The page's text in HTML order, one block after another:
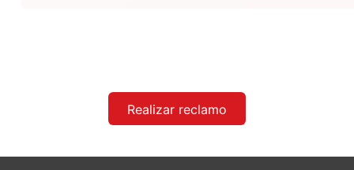
Realizar reclamo